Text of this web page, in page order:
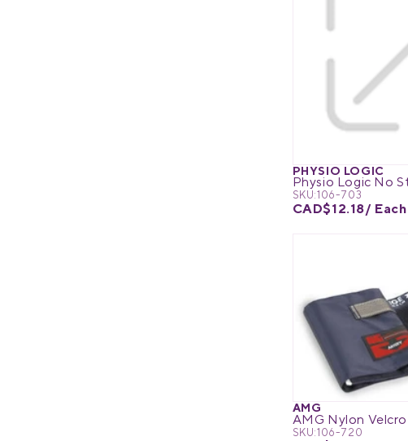
PHYSIO LOGIC
SKU:106-703
CAD$12.18/ Each
AMG
AMG Nylon
SKU:106-720